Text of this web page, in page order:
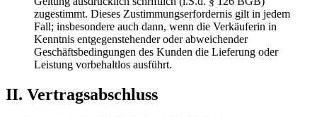
zugestimmt. Dieses Zustimmungserfordernis gilt in jedem
Fall; insbesondere auch dann, wenn die Verkäuferin in
Kenntnis entgegenstehender oder abweichender
Geschäftsbedingungen des Kunden die Lieferung oder
Leistung vorbehaltlos ausführt.
II. Vertragsabschluss